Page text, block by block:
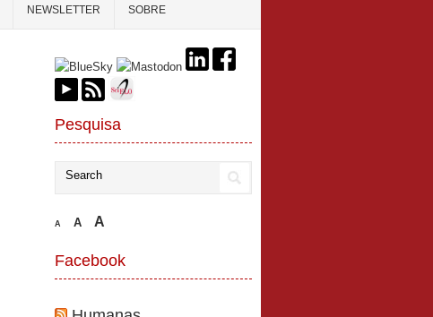
NEWSLETTER SOBRE
Pesquisa
A A A
Facebook